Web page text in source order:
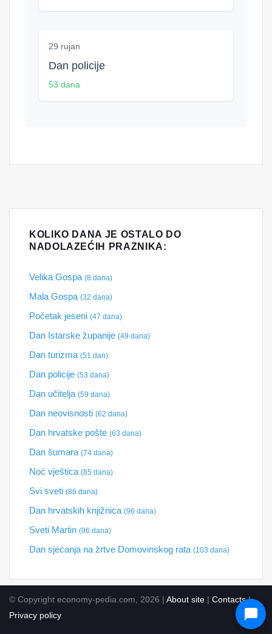
29 rujan
Dan policije
53 dana
KOLIKO DANA JE OSTALO DO
NADOLAZEĆIH PRAZNIKA:
Velika Gospa (8 dana)
Mala Gospa (32 dana)
Početak jeseni (47 dana)
Dan Istarske županije (49 dana)
Dan turizma (51 dan)
Dan policije (53 dana)
Dan učitelja (59 dana)
Dan neovisnosti (62 dana)
Dan hrvatske pošte (63 dana)
Dan šumara (74 dana)
Noć vještica (85 dana)
Svi sveti (86 dana)
Dan hrvatskih knjižnica (96 dana)
Sveti Martin (96 dana)
Dan sjećanja na žrtve Domovinskog rata (103 dana)
© Copyright economy-pedia.com, 2026 | About site | Contacts|
Privacy policy.